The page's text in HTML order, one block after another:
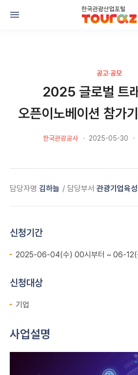
공고·공모
2025 글로벌 트
오픈이노베이션 참가
한국관광공사 2025-05-30
담당자명 김하늘 담당부서 관광기업육
신청기간
2025-06-04(수) 00시부터 ~ 06-12(
신청대상
기업
사업설명